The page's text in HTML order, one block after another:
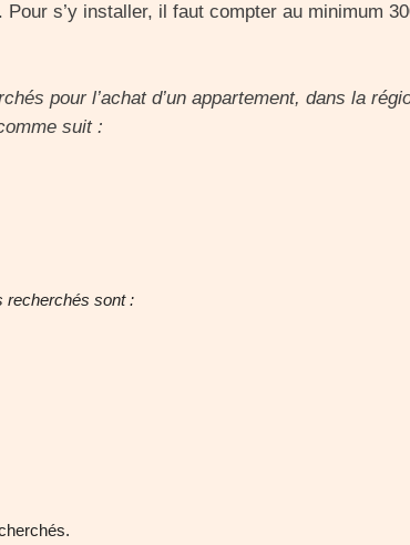
s’y installer, il faut compter au minimum
pour l’achat d’un appartement, dans la
suit :
recherchés sont :